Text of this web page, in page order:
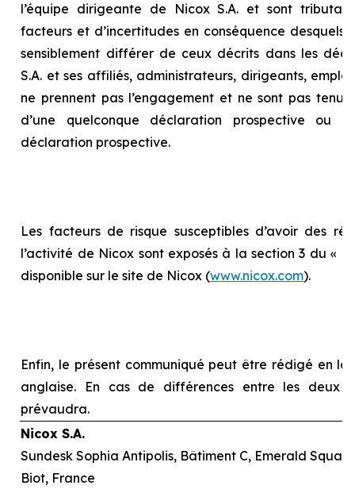
l’équipe dirigeante de Nicox S.A. et sont
facteurs et d’incertitudes en conséquence desquels
sensiblement différer de ceux décrits dans les
S.A. et ses affiliés, administrateurs, dirigeants,
ne prennent pas l’engagement et ne sont pas
d’une quelconque déclaration prospective ou
déclaration prospective.
Les facteurs de risque susceptibles d’avoir des
l’activité de Nicox sont exposés à la section 3 du «
disponible sur le site de Nicox (www.nicox.com).
Enfin, le présent communiqué peut être rédigé en
anglaise. En cas de différences entre les deux
prévaudra.
Nicox S.A.
Sundesk Sophia Antipolis, Bâtiment C, Emerald
Biot, France